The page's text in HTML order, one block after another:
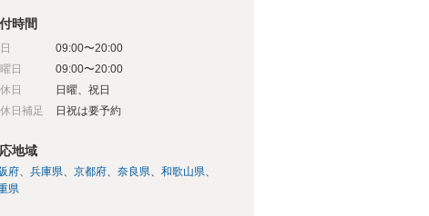
時間
09:00〜20:00
日
09:00〜20:00
日
日曜、祝日
日補足
日祝は要予約
地域
府 兵庫県 京都府 奈良県
和歌山県
県